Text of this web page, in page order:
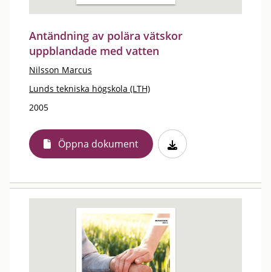
Antändning av polära vätskor
uppblandade med vatten
Nilsson Marcus
Lunds tekniska högskola (LTH)
2005
Öppna dokument